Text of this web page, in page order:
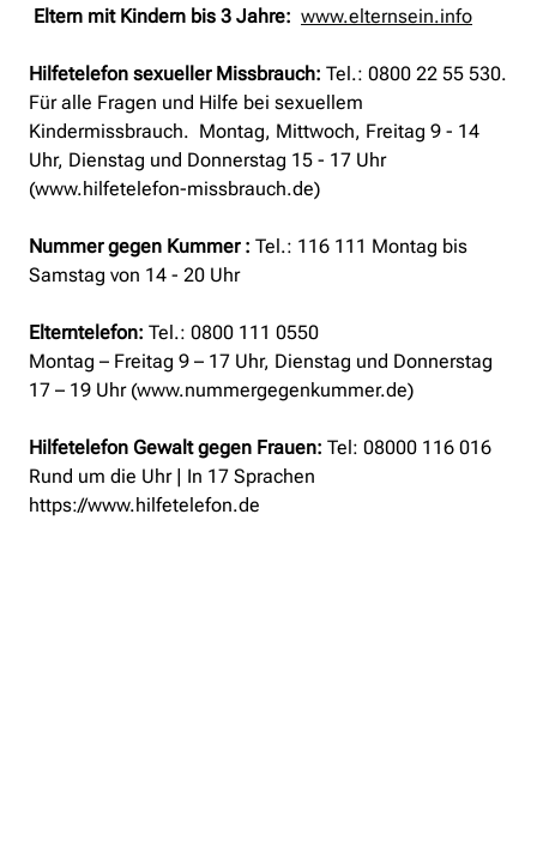
Eltern mit Kindern bis 3 Jahre: www.elternsein.info
Hilfetelefon sexueller Missbrauch: Tel.: 0800 22 55 530.
Für alle Fragen und Hilfe bei sexuellem
Kindermissbrauch. Montag, Mittwoch, Freitag 9 - 14
Uhr, Dienstag und Donnerstag 15 - 17 Uhr
(www.hilfetelefon-missbrauch.de)
Nummer gegen Kummer : Tel.: 116 111 Montag bis
Samstag von 14 - 20 Uhr
Elterntelefon: Tel.: 0800 111 0550
Montag – Freitag 9 – 17 Uhr, Dienstag und Donnerstag
17 – 19 Uhr (www.nummergegenkummer.de)
Hilfetelefon Gewalt gegen Frauen: Tel: 08000 116 016
Rund um die Uhr | In 17 Sprachen
https://www.hilfetelefon.de